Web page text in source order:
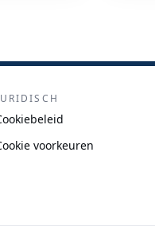
voorkeuren